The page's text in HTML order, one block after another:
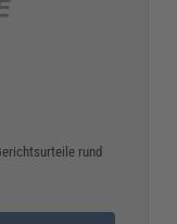
rund